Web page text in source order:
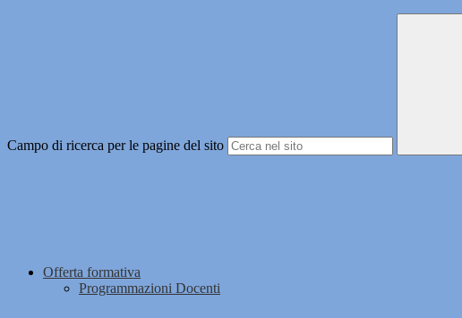
Campo di ricerca per le pagine del sito
Offerta formativa
Programmazioni Docenti